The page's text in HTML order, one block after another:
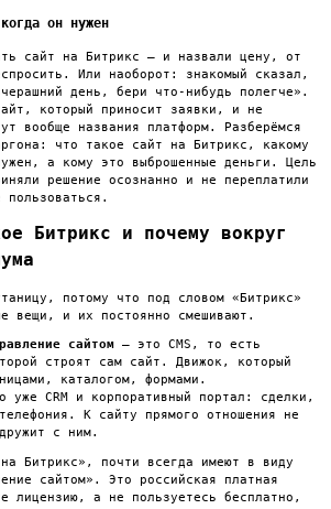
он нужен
сайт на Битрикс — и назвали цену, от
Или наоборот: знакомый сказал,
день, бери что-нибудь полегче».
который приносит заявки, и не
вообще названия платформ. Разберёмся
что такое сайт на Битрикс, какому
а кому это выброшенные деньги. Цель
решение осознанно и не переплатили
Битрикс и почему вокруг
потому что под словом «Битрикс»
вещи, и их постоянно смешивают.
сайтом — это CMS, то есть
строят сам сайт. Движок, который
каталогом, формами.
уже CRM и корпоративный портал: сделки,
К сайту прямого отношения не
с ним.
Битрикс», почти всегда имеют в виду
сайтом». Это российская платная
лицензию, а не пользуетесь бесплатно,